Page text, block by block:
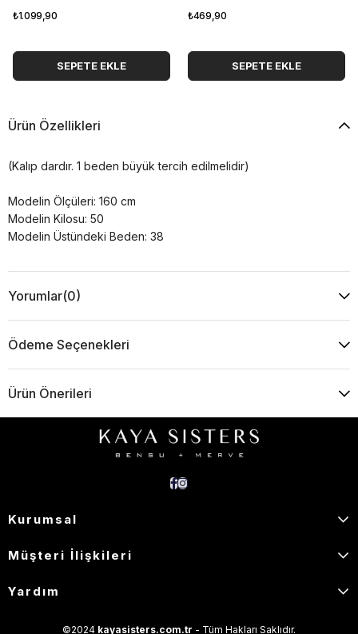
₺1.099,90
SEPETE EKLE
₺469,90
SEPETE EKLE
Ürün Özellikleri
(Kalıp dardır. 1 beden büyük tercih edilmelidir)
Modelin Ölçüleri: 160 cm
Modelin Kilosu: 50
Modelin Üstündeki Beden: 38
Yorumlar(0)
Ödeme Seçenekleri
Ürün Önerileri
Kurumsal
Müşteri İlişkileri
Yardım
©2024 kayasisters.com.tr - Tüm Hakları Saklıdır.